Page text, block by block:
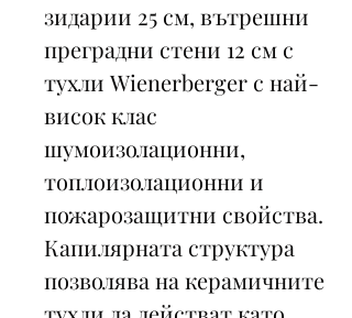
зидарии 25 см, вътрешни
преградни стени 12 см с
тухли Wienerberger с най-
висок клас
шумоизолационни,
топлоизолационни и
пожарозащитни свойства.
Капилярната структура
позволява на керамичните